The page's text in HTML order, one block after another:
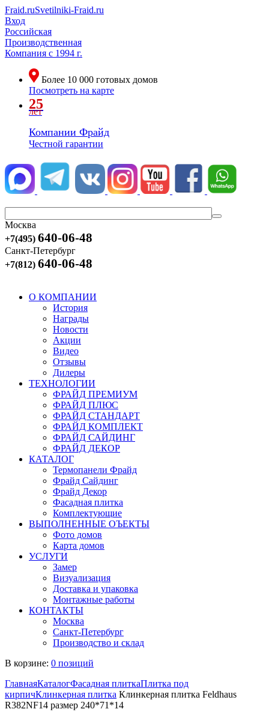
Fraid.ruSvetilniki-Fraid.ru
Вход
Российская
Производственная
Компания с 1994 г.
Более 10 000 готовых домов
Посмотреть на карте
25
лет
Компании Фрайд
Честной гарантии
Москва
+7(495) 640-06-48
Санкт-Петербург
+7(812) 640-06-48
О КОМПАНИИ
История
Награды
Новости
Акции
Видео
Отзывы
Дилеры
ТЕХНОЛОГИИ
ФРАЙД ПРЕМИУМ
ФРАЙД ПЛЮС
ФРАЙД СТАНДАРТ
ФРАЙД КОМПЛЕКТ
ФРАЙД САЙДИНГ
ФРАЙД ДЕКОР
КАТАЛОГ
Термопанели Фрайд
Фрайд Сайдинг
Фрайд Декор
Фасадная плитка
Комплектующие
ВЫПОЛНЕННЫЕ ОЪЕКТЫ
Фото домов
Карта домов
УСЛУГИ
Замер
Визуализация
Доставка и упаковка
Монтажные работы
КОНТАКТЫ
Москва
Санкт-Петербург
Производство и склад
В корзине: 0 позиций
ГлавнаяКаталогФасадная плиткаПлитка под
кирпичКлинкерная плитка Клинкерная плитка Feldhaus
R382NF14 размер 240*71*14